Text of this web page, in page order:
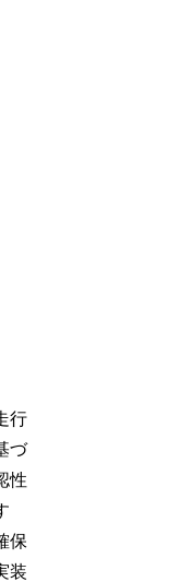
行
づ
性
保
装